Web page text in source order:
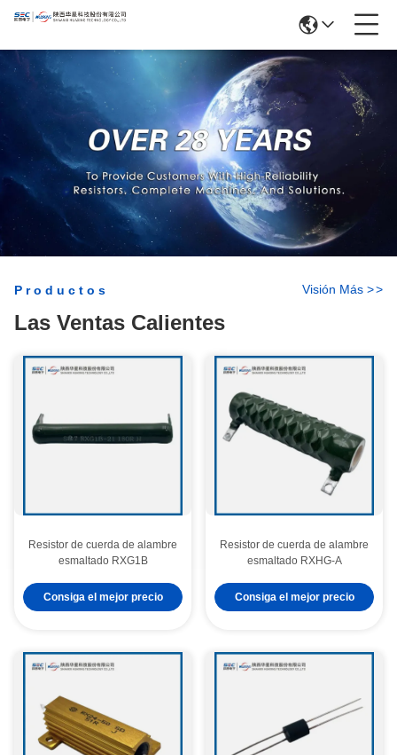
Productos
Las Ventas Calientes
Visión Más >>
Resistor de cuerda de alambre
esmaltado RXG1B
Consiga el mejor precio
Resistor de cuerda de alambre
esmaltado RXHG-A
Consiga el mejor precio